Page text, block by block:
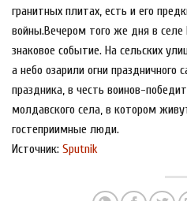
гранитных плитах, есть и его
войны.Вечером того же дня в селе
знаковое событие. На сельских
а небо озарили огни праздничного
праздника, в честь воинов-
молдавского села, в котором
гостеприимные люди.
Источник: Sputnik